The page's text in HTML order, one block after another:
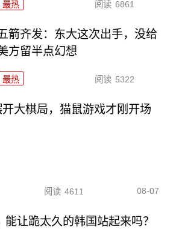
最热 阅读 6861
箭齐发：东大这次出手，没给
方留半点幻想
最热 阅读 5322
大棋局，猫鼠游戏才刚开场
阅读 4611 08-07
让跪太久的韩国站起来吗？